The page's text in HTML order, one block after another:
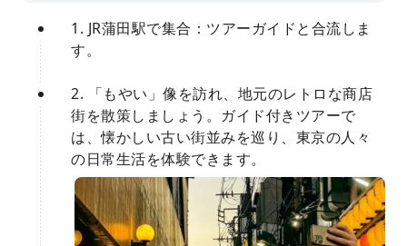
1. JR蒲田駅で集合：ツアーガイドと合流しま
す。
2. 「もやい」像を訪れ、地元のレトロな商店
街を散策しましょう。ガイド付きツアーで
は、懐かしい古い街並みを巡り、東京の人々
の日常生活を体験できます。